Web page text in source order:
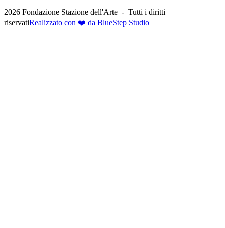
2026 Fondazione Stazione dell'Arte - Tutti i diritti
riservatiRealizzato con ❤️ da BlueStep Studio